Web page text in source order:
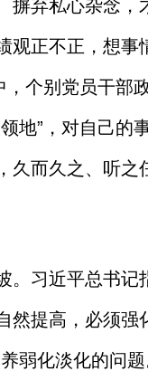
弃私心杂念
正不正，想
个别党员干部
地”，对自己的
而久之、听
习近平总书记
提高，必须强
弱化淡化的问